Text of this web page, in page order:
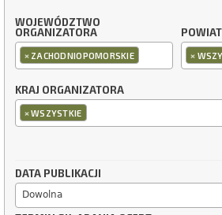
WOJEWÓDZTWO
ORGANIZATORA
× ZACHODNIOPOMORSKIE ×
KRAJ ORGANIZATORA
×WSZYSTKIE
DATA PUBLIKACJI
Dowolna